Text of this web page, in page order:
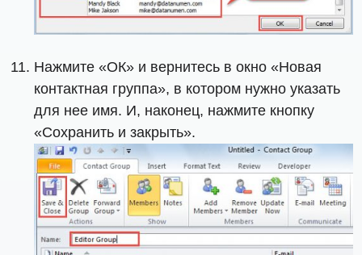
Нажмите «ОК» и вернитесь в окно «Новая
контактная группа», в котором нужно указать
для нее имя. И, наконец, нажмите кнопку
«Сохранить и закрыть».